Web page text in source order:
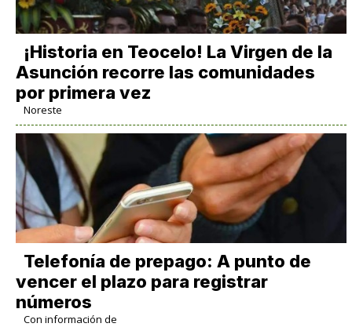
​¡Historia en Teocelo! La Virgen de la
Asunción recorre las comunidades
por primera vez
Noreste
Telefonía de prepago: A punto de
vencer el plazo para registrar
números
Con información de